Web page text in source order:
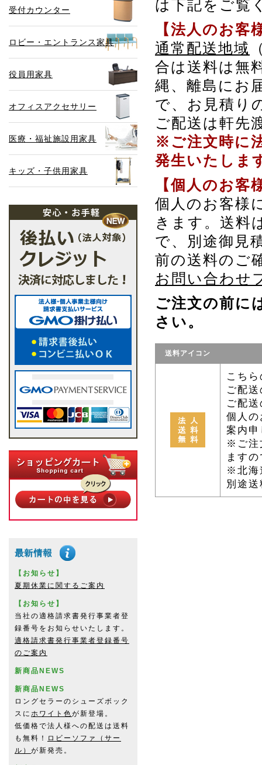
受付カウンター
ロビー・エントランス家具
役員用家具
オフィスアクセサリー
医療・福祉施設用家具
キッズ・子供用家具
【お知らせ】
夏期休業に関するご案内
【お知らせ】
当社の適格請求書発行事業者登
録番号をお知らせいたします。
適格請求書発行事業者登録番号
のご案内
新商品NEWS
新商品NEWS
ロングセラーのシューズボック
スに ホワイト色が新登場。
低価格で法人様への配送は送料
も無料！
ロビーソファ（サー
ル） が新発売。
は下記をご覧
【法人のお客
通常配送地域
合は送料は無
縄、離島にお
で、お見積り
ご配送は軒先
※ご注文時に
発生いたしま
【個人のお客
個人のお客様
きます。送料
で、別途御見
前の送料のご
お問い合わせ
ご注文の前に
さい。
送料アイコン
こち
ご配
ご配
個人
案内
※ご注
ます
※北海
別途